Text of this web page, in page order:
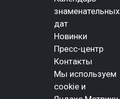
знаменательных
дат
Новинки
Пресс-центр
Контакты
Мы используем
cookie и